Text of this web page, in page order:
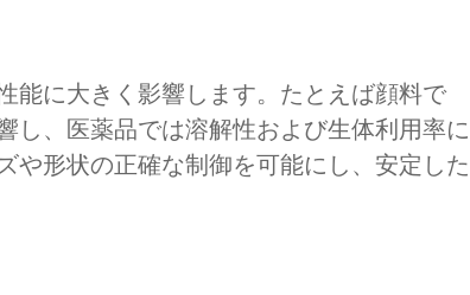
能に大きく影響します。たとえば顔料で
し、医薬品では溶解性および生体利用率に
や形状の正確な制御を可能にし、安定した